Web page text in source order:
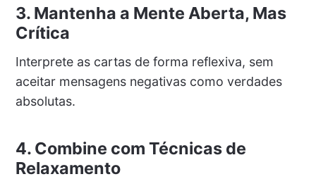
3. Mantenha a Mente Aberta, Mas
Crítica
Interprete as cartas de forma reflexiva, sem
aceitar mensagens negativas como verdades
absolutas.
4. Combine com Técnicas de
Relaxamento